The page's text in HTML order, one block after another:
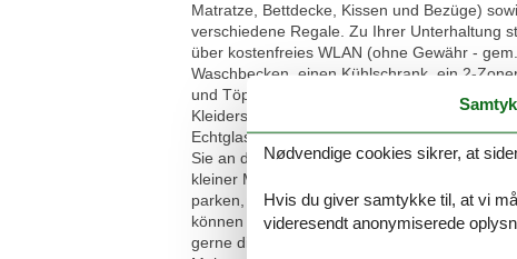
Matratze, Bettdecke, Kissen und Bezüge)
verschiedene Regale. Zu Ihrer Unterhaltung
über kostenfreies WLAN (ohne Gewähr -
Waschbecken, einen Kühlschrank, ein 2-
und Töpfen ausreichend ausgestattet. Der
Kleiderschränke. Für einen guten
Echtglas-Dusche mit niedrigem Einstieg,
Sie an der Garderobe mit Wandspiegel im
kleiner Möbel-Tresor zur Verfügung. Ihr Auto
parken, Ihre Fahrräder können in einem
können Sie diese bei Interesse bei einem
gerne direkt zu Ihrer Urlaubsunterkunft
Nødvendige cookies sikrer, at
Hvis du giver samtykke til, at vi
videresendt anonymiserede